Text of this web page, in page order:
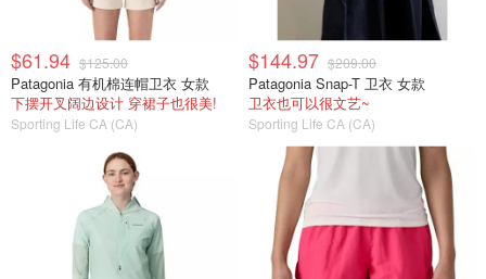
$61.94 $125.00
Patagonia 有机棉连帽卫衣 女款
下摆开叉阔边设计 穿裙子也很美!
Sporting Life CA (CA)
$144.97 $209.00
Patagonia Snap-T 卫衣 女款
卫衣也可以很文艺~
Sporting Life CA (CA)